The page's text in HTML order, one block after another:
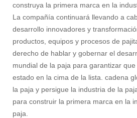
construya la primera marca en la
La compañía continuará llevando a
desarrollo innovadores y
productos, equipos y procesos de
derecho de hablar y gobernar el
mundial de la paja para garantizar
estado en la cima de la lista. cadena
la paja y persigue la industria de la
para construir la primera marca en la
paja.